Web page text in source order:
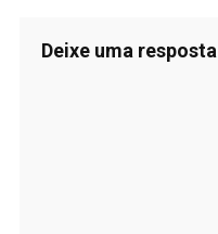
Deixe uma resposta